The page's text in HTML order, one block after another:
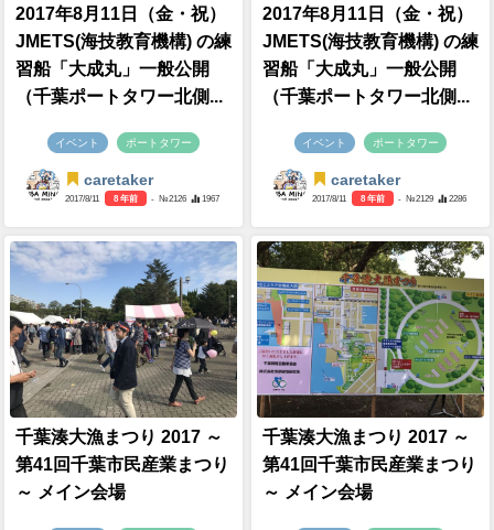
2017年8月11日（金・祝）
JMETS(海技教育機構) の練
習船「大成丸」一般公開
（千葉ポートタワー北側...
イベント ポートタワー
caretaker
2017/8/11 8 年前 - №2126 1967
2017年8月11日（金・祝）
JMETS(海技教育機構) の練
習船「大成丸」一般公開
（千葉ポートタワー北側...
イベント ポートタワー
caretaker
2017/8/11 8 年前 - №2129 2286
千葉湊大漁まつり 2017 ～
第41回千葉市民産業まつり
～ メイン会場
千葉湊大漁まつり 2017 ～
第41回千葉市民産業まつり
～ メイン会場